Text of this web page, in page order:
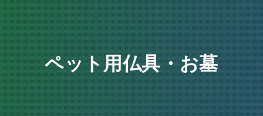
ペット用仏具・お墓